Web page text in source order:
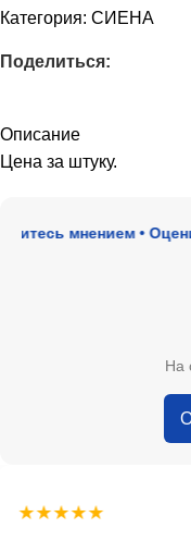
Категория: СИЕНА
Поделиться:
Описание
Цена за штуку.
мнением •
На
★★★★★